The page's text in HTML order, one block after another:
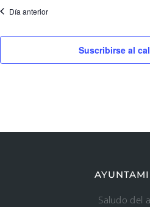
Día anterior
Suscribirse al
Saludo del